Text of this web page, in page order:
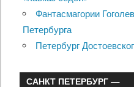
Фантасмагории
Петербурга
Петербург
САНКТ ПЕТЕРБУРГ —